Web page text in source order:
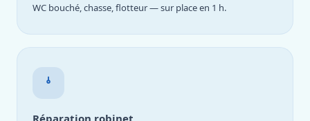
WC bouché, chasse, flotteur — sur place en 1 h.
Réparation robinet